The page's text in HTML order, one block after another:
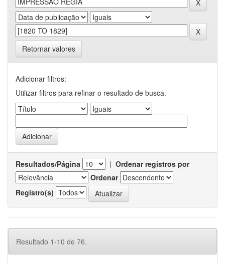
Retornar valores
Adicionar filtros:
Utilizar filtros para refinar o resultado de busca.
Resultados/Página | Ordenar registros por
Ordenar
Registro(s)
Resultado 1-10 de 76.